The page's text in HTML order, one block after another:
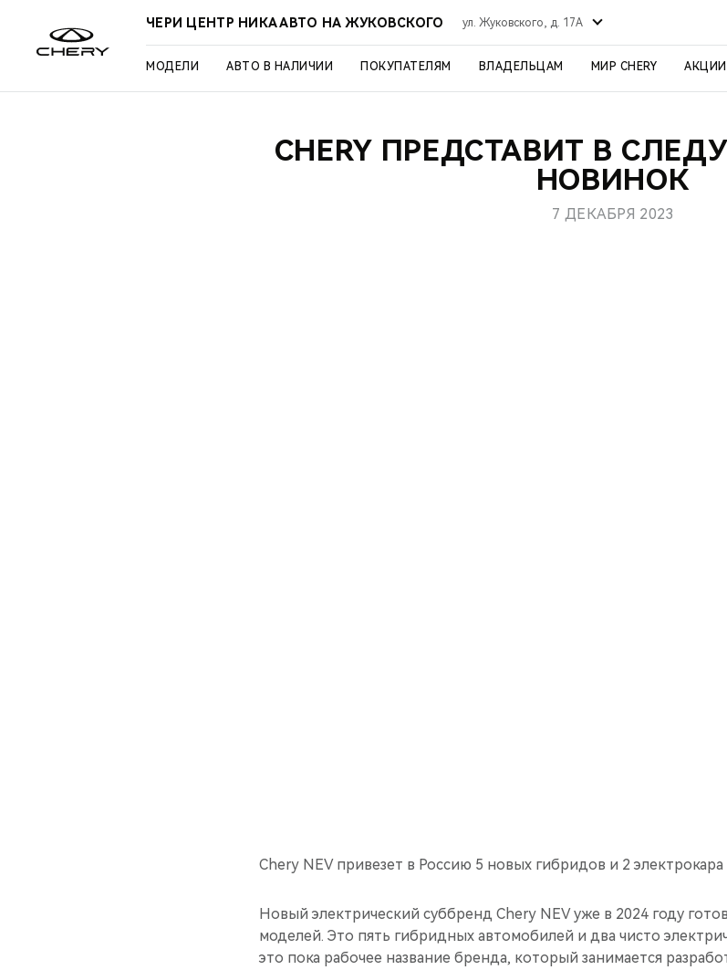
ЧЕРИ ЦЕНТР НИКА АВТО НА ЖУКОВСКОГО ул. Жуковского, д. 17А
МОДЕЛИ АВТО В НАЛИЧИИ ПОКУПАТЕЛЯМ ВЛАДЕЛЬЦАМ МИР CHERY АКЦИИ
CHERY ПРЕДСТАВИТ В
НОВИНОК
7 ДЕКАБРЯ 2023
Chery NEV привезет в Россию 5 новых гибридов и 2 электрокара
Новый электрический суббренд Chery NEV уже в 2024 году
моделей. Это пять гибридных автомобилей и два чисто
это пока рабочее название бренда, который занимается